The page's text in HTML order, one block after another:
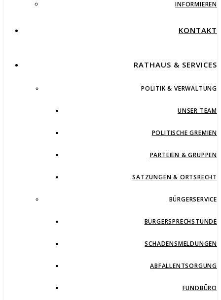
INFORMIEREN
KONTAKT
RATHAUS & SERVICES
POLITIK & VERWALTUNG
UNSER TEAM
POLITISCHE GREMIEN
PARTEIEN & GRUPPEN
SATZUNGEN & ORTSRECHT
BÜRGERSERVICE
BÜRGERSPRECHSTUNDE
SCHADENSMELDUNGEN
ABFALLENTSORGUNG
FUNDBÜRO